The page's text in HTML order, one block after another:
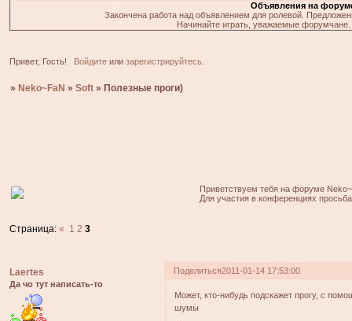
Объявления на
Закончена работа над объявлением для ролевой.
Начинайте играть, уважаемые
Привет, Гость! Войдитеили зарегистрируйтесь.
» Neko~FaN »Soft » Полезные проги)
Приветствуем тебя на форуме
Для участия в конференциях
Страница:« 1 2 3
Поделиться2011-01-14 17:53:00
Laertes
Да чо тут написать-то
Может, кто-нибудь подскажет прогу, с
шумы